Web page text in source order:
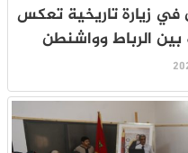
في زيارة تاريخية تعكس
بين الرباط وواشنطن